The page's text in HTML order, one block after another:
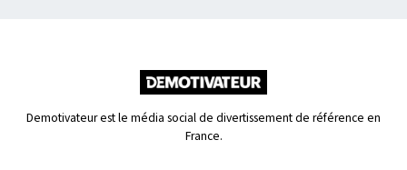
Demotivateur est le média social de divertissement de référence en
France.